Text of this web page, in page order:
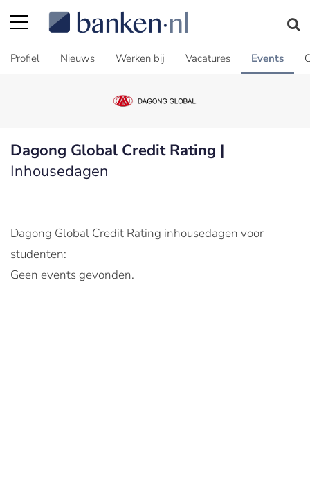
Profiel Nieuws Werken bij Vacatures Events
Dagong Global Credit Rating |
Inhousedagen
Dagong Global Credit Rating inhousedagen voor
studenten:
Geen events gevonden.